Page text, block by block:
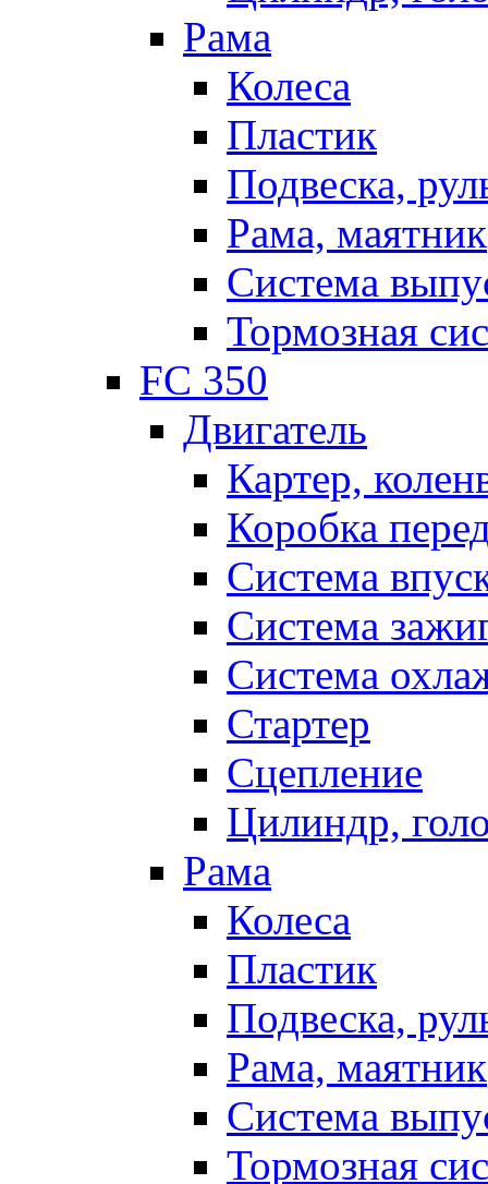
Рама
Колеса
Пластик
Подвеска,
Рама, маятник
Система
Тормозная
FC 350
Двигатель
Картер,
Коробка
Система
Система
Система
Стартер
Сцепление
Цилиндр,
Рама
Колеса
Пластик
Подвеска,
Рама, маятник
Система
Тормозная